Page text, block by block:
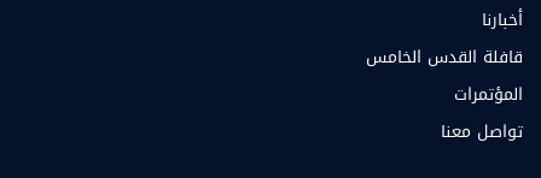
أخبارنا
قافلة القدس الخامس
المؤتمرات
تواصل معنا